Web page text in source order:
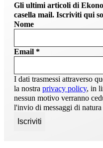
Gli ultimi articoli di
casella mail. Iscriviti qui
Nome
Email *
I dati trasmessi attraverso
la nostra privacy policy, in
nessun motivo verranno
l'invio di messaggi di